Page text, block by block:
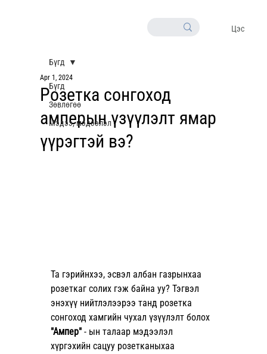
Цэс
Бүгд
Зөвлөгөө
Мэдээ, мэдээлэл
Бүгд
Розетка сонгоход
амперын үзүүлэлт ямар
үүрэгтэй вэ?
Apr 1, 2024
Та гэрийнхээ, эсвэл албан газрынхаа
розеткаг солих гэж байна уу? Тэгвэл
энэхүү нийтлэлээрээ танд розетка
сонгоход хамгийн чухал үзүүлэлт болох
"Ампер" - ын талаар мэдээлэл
хүргэхийн сацуу розетканыхаа